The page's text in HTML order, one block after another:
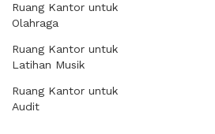
Ruang Kantor untuk
Olahraga
Ruang Kantor untuk
Latihan Musik
Ruang Kantor untuk
Audit